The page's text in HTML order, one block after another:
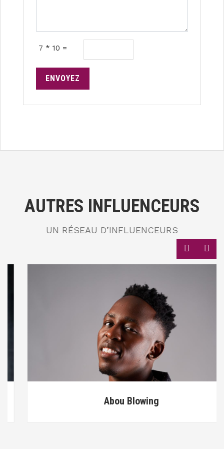
7 * 10 =
ENVOYEZ
AUTRES INFLUENCEURS
UN RÉSEAU D’INFLUENCEURS
Abou Blowing